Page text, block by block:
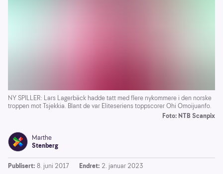
NY SPILLER: Lars Lagerbäck hadde tatt med flere nykommere i den norske
troppen mot Tsjekkia. Blant de var Eliteseriens toppscorer Ohi Omoijuanfo.
Foto: NTB Scanpix
Marthe
Stenberg
Publisert: 8. juni 2017 Endret: 2. januar 2023